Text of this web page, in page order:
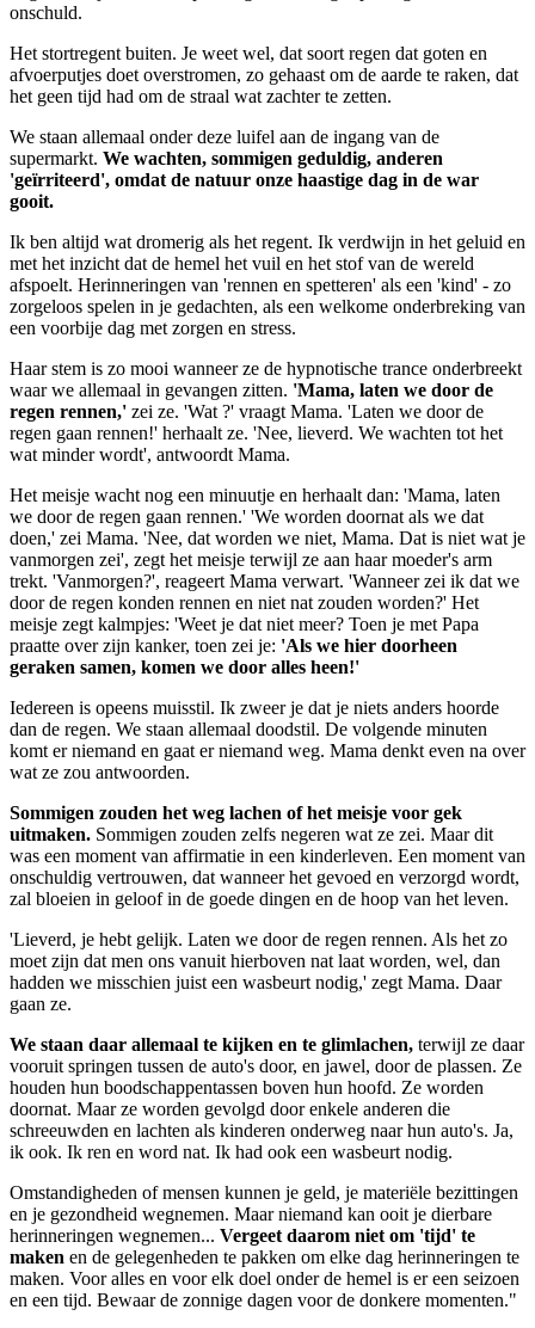
onschuld.
Het stortregent buiten. Je weet wel, dat soort regen dat goten en
afvoerputjes doet overstromen, zo gehaast om de aarde te raken, dat
het geen tijd had om de straal wat zachter te zetten.
We staan allemaal onder deze luifel aan de ingang van de
supermarkt. We wachten, sommigen geduldig, anderen
'geïrriteerd', omdat de natuur onze haastige dag in de war
gooit.
Ik ben altijd wat dromerig als het regent. Ik verdwijn in het geluid en
met het inzicht dat de hemel het vuil en het stof van de wereld
afspoelt. Herinneringen van 'rennen en spetteren' als een 'kind' - zo
zorgeloos spelen in je gedachten, als een welkome onderbreking van
een voorbije dag met zorgen en stress.
Haar stem is zo mooi wanneer ze de hypnotische trance onderbreekt
waar we allemaal in gevangen zitten. 'Mama, laten we door de
regen rennen,' zei ze. 'Wat ?' vraagt Mama. 'Laten we door de
regen gaan rennen!' herhaalt ze. 'Nee, lieverd. We wachten tot het
wat minder wordt', antwoordt Mama.
Het meisje wacht nog een minuutje en herhaalt dan: 'Mama, laten
we door de regen gaan rennen.' 'We worden doornat als we dat
doen,' zei Mama. 'Nee, dat worden we niet, Mama. Dat is niet wat je
vanmorgen zei', zegt het meisje terwijl ze aan haar moeder's arm
trekt. 'Vanmorgen?', reageert Mama verwart. 'Wanneer zei ik dat we
door de regen konden rennen en niet nat zouden worden?' Het
meisje zegt kalmpjes: 'Weet je dat niet meer? Toen je met Papa
praatte over zijn kanker, toen zei je: 'Als we hier doorheen
geraken samen, komen we door alles heen!'
Iedereen is opeens muisstil. Ik zweer je dat je niets anders hoorde
dan de regen. We staan allemaal doodstil. De volgende minuten
komt er niemand en gaat er niemand weg. Mama denkt even na over
wat ze zou antwoorden.
Sommigen zouden het weg lachen of het meisje voor gek
uitmaken. Sommigen zouden zelfs negeren wat ze zei. Maar dit
was een moment van affirmatie in een kinderleven. Een moment van
onschuldig vertrouwen, dat wanneer het gevoed en verzorgd wordt,
zal bloeien in geloof in de goede dingen en de hoop van het leven.
'Lieverd, je hebt gelijk. Laten we door de regen rennen. Als het zo
moet zijn dat men ons vanuit hierboven nat laat worden, wel, dan
hadden we misschien juist een wasbeurt nodig,' zegt Mama. Daar
gaan ze.
We staan daar allemaal te kijken en te glimlachen, terwijl ze daar
vooruit springen tussen de auto's door, en jawel, door de plassen. Ze
houden hun boodschappentassen boven hun hoofd. Ze worden
doornat. Maar ze worden gevolgd door enkele anderen die
schreeuwden en lachten als kinderen onderweg naar hun auto's. Ja,
ik ook. Ik ren en word nat. Ik had ook een wasbeurt nodig.
Omstandigheden of mensen kunnen je geld, je materiële bezittingen
en je gezondheid wegnemen. Maar niemand kan ooit je dierbare
herinneringen wegnemen... Vergeet daarom niet om 'tijd' te
maken en de gelegenheden te pakken om elke dag herinneringen te
maken. Voor alles en voor elk doel onder de hemel is er een seizoen
en een tijd. Bewaar de zonnige dagen voor de donkere momenten."